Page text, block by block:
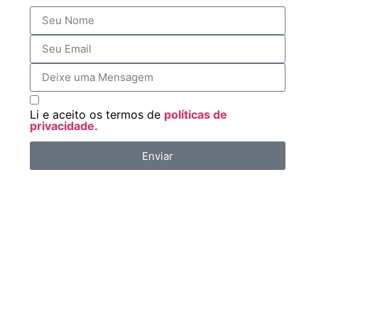
Li e aceito os termos de políticas de
privacidade.
Enviar